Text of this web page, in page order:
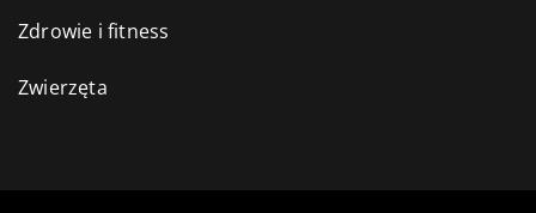
Zdrowie i fitness
Zwierzęta